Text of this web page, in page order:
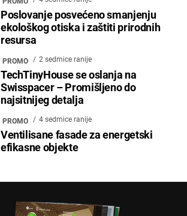
Poslovanje posvećeno smanjenju
ekološkog otiska i zaštiti prirodnih
resursa
PROMO 2 sedmice ranije
TechTinyHouse se oslanja na
Swisspacer – Promišljeno do
najsitnijeg detalja
PROMO 4 sedmice ranije
Ventilisane fasade za energetski
efikasne objekte